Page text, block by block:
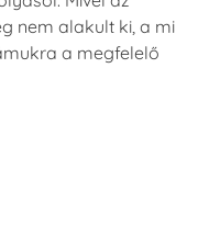
nem alakult ki, a mi
a megfelelő